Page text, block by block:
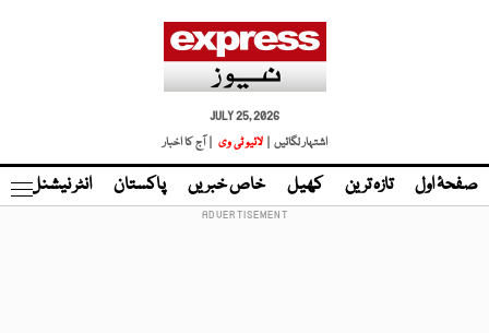
JULY 25, 2026
اشتہار لگائیں |
لائیو ٹی وی | آج کا اخبار
صفحۂ اول تازہ ترین کھیل خاص خبریں پاکستان انٹر نیشنل